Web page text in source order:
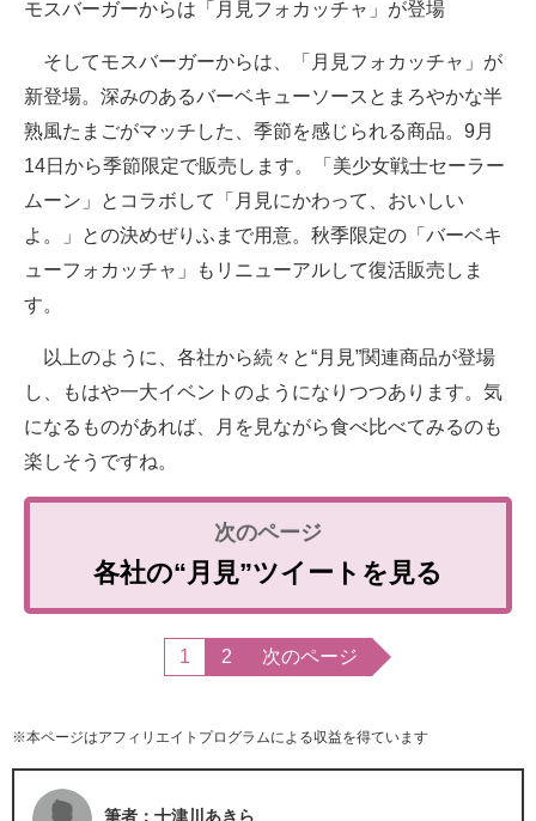
モスバーガーからは「月見フォカッチャ」が登場
そしてモスバーガーからは、「月見フォカッチャ」が
新登場。深みのあるバーベキューソースとまろやかな半
熟風たまごがマッチした、季節を感じられる商品。9月
14日から季節限定で販売します。「美少女戦士セーラー
ムーン」とコラボして「月見にかわって、おいしい
よ。」との決めぜりふまで用意。秋季限定の「バーベキ
ューフォカッチャ」もリニューアルして復活販売しま
す。
以上のように、各社から続々と“月見”関連商品が登場
し、もはや一大イベントのようになりつつあります。気
になるものがあれば、月を見ながら食べ比べてみるのも
楽しそうですね。
各社の“月見”ツイートを見る
1 2 次のページ
※本ページはアフィリエイトプログラムによる収益を得ています
筆者：十津川あきら